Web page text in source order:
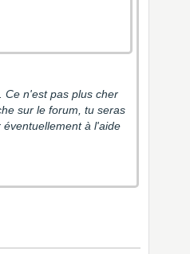
Ce n'est pas plus cher
sur le forum, tu seras
à l'aide